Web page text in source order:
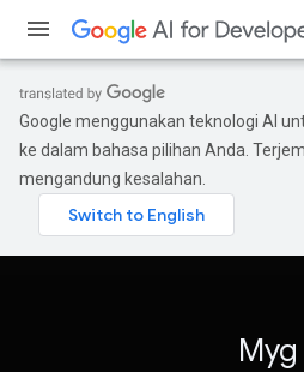
Google menggunakan teknologi AI
ke dalam bahasa pilihan Anda.
mengandung kesalahan.
Myg